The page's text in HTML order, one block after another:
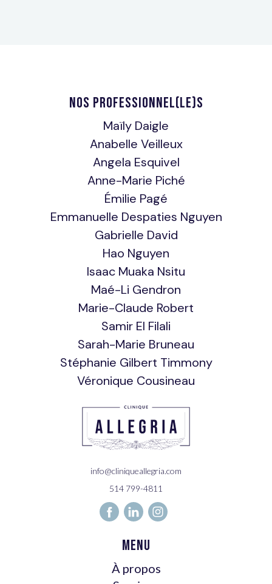
info@cliniqueallegria.com
514 799-4811
Menu
À propos
NOS PROFESSIONNEL(LE)S
Maïly Daigle
Anabelle Veilleux
Angela Esquivel
Anne-Marie Piché
Émilie Pagé
Emmanuelle Despaties Nguyen
Gabrielle David
Hao Nguyen
Isaac Muaka Nsitu
Maé-Li Gendron
Marie-Claude Robert
Samir El Filali
Sarah-Marie Bruneau
Stéphanie Gilbert Timmony
Véronique Cousineau